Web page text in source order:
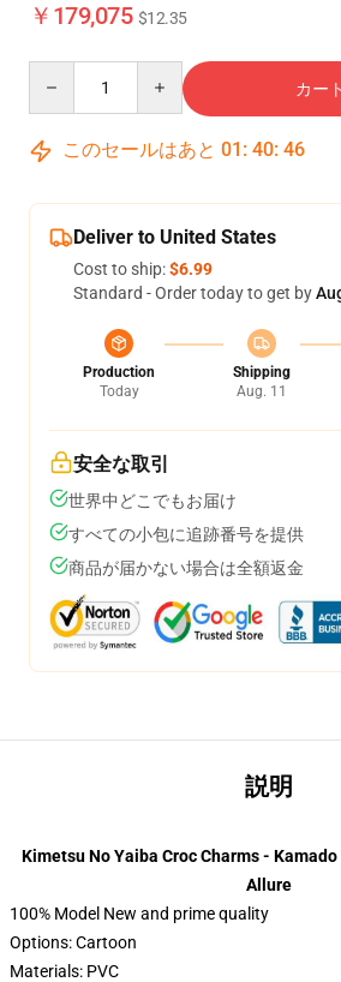
￥179,075 $12.35
カー
このセールはあと 01 : 40: 46
Deliver to United States
Cost to ship:$6.99
Standard - Order today to get by
Production
Today
Shipping
Aug. 11
安全な取引
世界中どこでもお届け
すべての小包に追跡番号を提供
商品が届かない場合は全額返金
説明
Kimetsu No Yaiba Croc Charms -
Allure
100% Model New and prime quality
Options: Cartoon
Materials: PVC